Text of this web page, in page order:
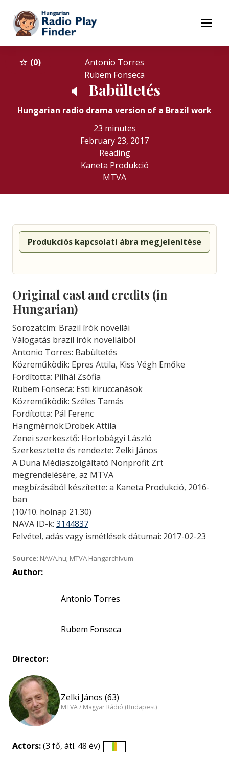
To contents
Menu
0
Antonio Torres
Rubem Fonseca
🔈 Babültetés
Hungarian radio drama version of a Brazil work
23 minutes
February 23, 2017
Reading
Kaneta Produkció
MTVA
Produkciós kapcsolati ábra megjelenítése
Original cast and credits (in
Hungarian)
Sorozatcím: Brazil írók novellái
Válogatás brazil írók novelláiból
Antonio Torres: Babültetés
Közreműködik: Epres Attila, Kiss Végh Emőke
Fordította: Pilhál Zsófia
Rubem Fonseca: Esti kiruccanások
Közreműködik: Széles Tamás
Fordította: Pál Ferenc
Hangmérnök:Drobek Attila
Zenei szerkesztő: Hortobágyi László
Szerkesztette és rendezte: Zelki János
A Duna Médiaszolgáltató Nonprofit Zrt
megrendelésére, az MTVA
megbízásából készítette: a Kaneta Produkció, 2016-
ban
(10/10. holnap 21.30)
NAVA ID-k: 3144837
Felvétel, adás vagy ismétlések dátumai: 2017-02-23
Source: NAVA.hu; MTVA Hangarchívum
Author:
Antonio Torres
Rubem Fonseca
Director:
Zelki János (63)
MTVA / Magyar Rádió (Budapest)
Actors:(3 fő, átl. 48 év)